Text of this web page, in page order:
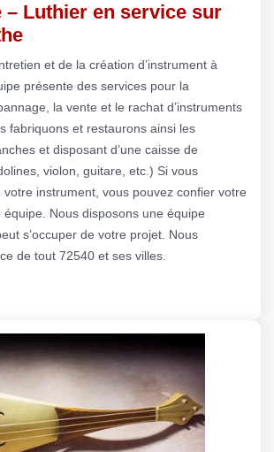
– Luthier en service sur
et de la création d’instrument à
présente des services pour la
la vente et le rachat d’instruments
fabriquons et restaurons ainsi les
et disposant d’une caisse de
violon, guitare, etc.) Si vous
instrument, vous pouvez confier votre
Nous disposons une équipe
s’occuper de votre projet. Nous
de tout 72540 et ses villes.